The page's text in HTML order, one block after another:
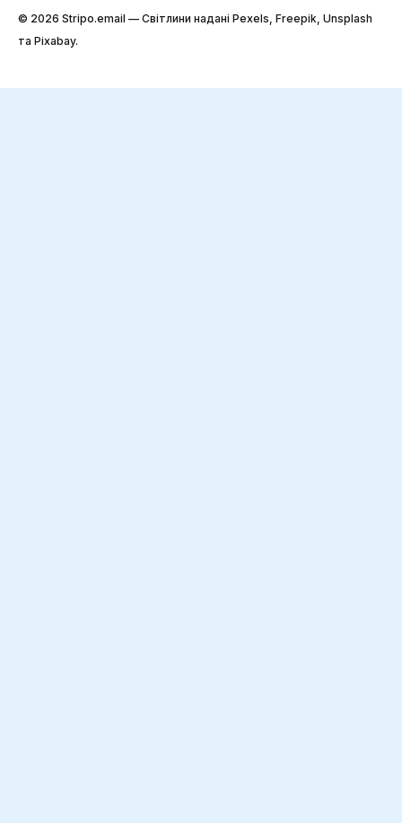
© 2026 Stripо.email — Світлини надані Pexels, Freepik, Unsplash
та Pixabay.